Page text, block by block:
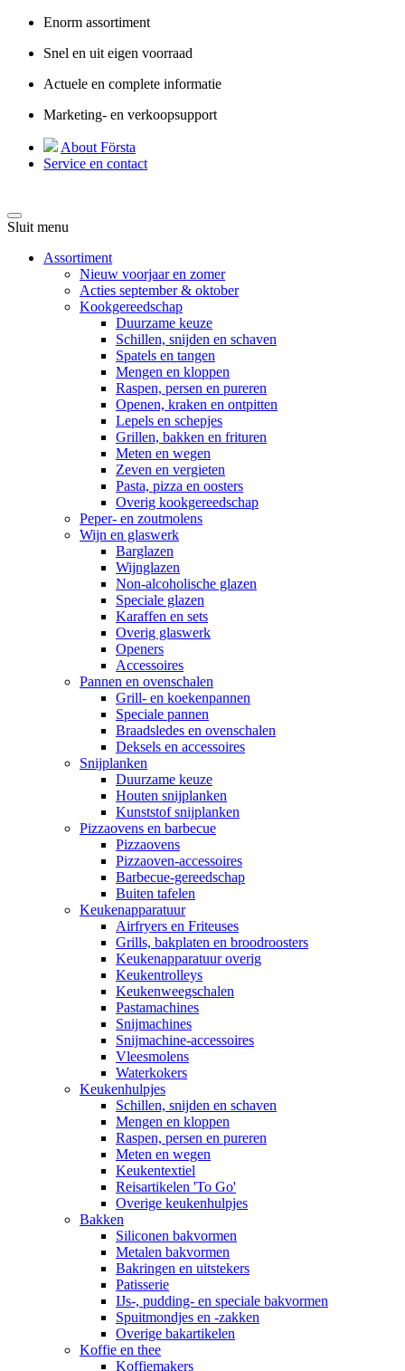
Enorm assortiment
Snel en uit eigen voorraad
Actuele en complete informatie
Marketing- en verkoopsupport
About Första
Service en contact
Sluit menu
Assortiment
Nieuw voorjaar en zomer
Acties september & oktober
Kookgereedschap
Duurzame keuze
Schillen, snijden en schaven
Spatels en tangen
Mengen en kloppen
Raspen, persen en pureren
Openen, kraken en ontpitten
Lepels en schepjes
Grillen, bakken en frituren
Meten en wegen
Zeven en vergieten
Pasta, pizza en oosters
Overig kookgereedschap
Peper- en zoutmolens
Wijn en glaswerk
Barglazen
Wijnglazen
Non-alcoholische glazen
Speciale glazen
Karaffen en sets
Overig glaswerk
Openers
Accessoires
Pannen en ovenschalen
Grill- en koekenpannen
Speciale pannen
Braadsledes en ovenschalen
Deksels en accessoires
Snijplanken
Duurzame keuze
Houten snijplanken
Kunststof snijplanken
Pizzaovens en barbecue
Pizzaovens
Pizzaoven-accessoires
Barbecue-gereedschap
Buiten tafelen
Keukenapparatuur
Airfryers en Friteuses
Grills, bakplaten en broodroosters
Keukenapparatuur overig
Keukentrolleys
Keukenweegschalen
Pastamachines
Snijmachines
Snijmachine-accessoires
Vleesmolens
Waterkokers
Keukenhulpjes
Schillen, snijden en schaven
Mengen en kloppen
Raspen, persen en pureren
Meten en wegen
Keukentextiel
Reisartikelen 'To Go'
Overige keukenhulpjes
Bakken
Siliconen bakvormen
Metalen bakvormen
Bakringen en uitstekers
Patisserie
IJs-, pudding- en speciale bakvormen
Spuitmondjes en -zakken
Overige bakartikelen
Koffie en thee
Koffiemakers